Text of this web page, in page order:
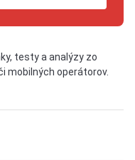
testy a analýzy zo
mobilných operátorov.